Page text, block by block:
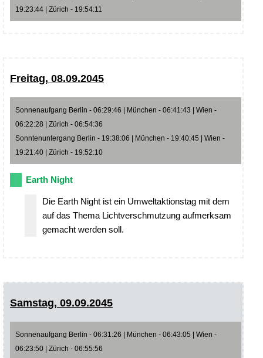
19:23:44 | Zürich - 19:54:11
Freitag, 08.09.2045
Sonnenaufgang Berlin - 06:29:46 | München - 06:41:43 | Wien -
06:22:28 | Zürich - 06:54:36
Sonntenuntergang Berlin - 19:38:06 | München - 19:40:45 | Wien -
19:21:40 | Zürich - 19:52:10
Earth Night
Die Earth Night ist ein Umweltaktionstag mit dem
auf das Thema Lichtverschmutzung aufmerksam
gemacht werden soll.
Samstag, 09.09.2045
Sonnenaufgang Berlin - 06:31:26 | München - 06:43:05 | Wien -
06:23:50 | Zürich - 06:55:56